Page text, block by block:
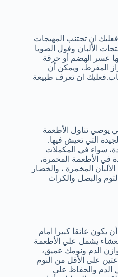
ان تجتنب المهيجات
الألبان وفول الصويا
عسر الهضم أو حرقة
المفرط، ويمكن أن
ان تعرف طبيعة
يوصي تناول الأطعمة
التي تعيش فيها.
سواء في المكملات
في الأطعمة المخمرة،
المخمرة ، والخضار
والبصل والكراث
يكون عائقا كبيرا امام
يشمل علي الأطعمة
الدم ونومك عميق،
على الأقل من النوم
الدم والحفاظ على